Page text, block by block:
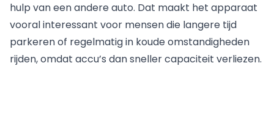
hulp van een andere auto. Dat maakt het apparaat
vooral interessant voor mensen die langere tijd
parkeren of regelmatig in koude omstandigheden
rijden, omdat accu’s dan sneller capaciteit verliezen.